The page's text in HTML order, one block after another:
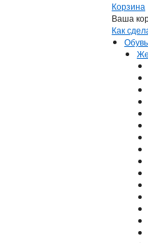
Корзина
Ваша
Как
Обувь